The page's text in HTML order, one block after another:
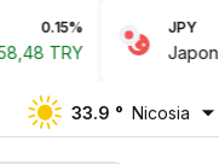
0.15%
TRY
JPY
Japon Yeni
33.9 ° Nicosia